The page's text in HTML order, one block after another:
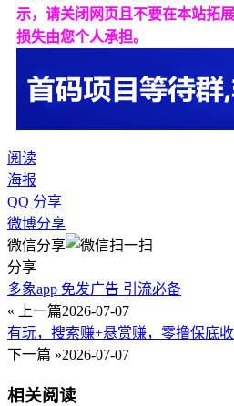
示，请关闭网页且不要在本站拓
损失由您个人承担。
阅读
海报
QQ 分享
微博分享
微信分享
分享
多象app 免发广告 引流必备
« 上一篇2026-07-07
有玩，搜索赚+悬赏赚，零撸保底收
下一篇 »2026-07-07
相关阅读